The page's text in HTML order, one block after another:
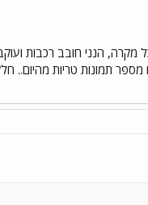
מקרה, הנני חובב רכבות
תמונות טריות מהיום..